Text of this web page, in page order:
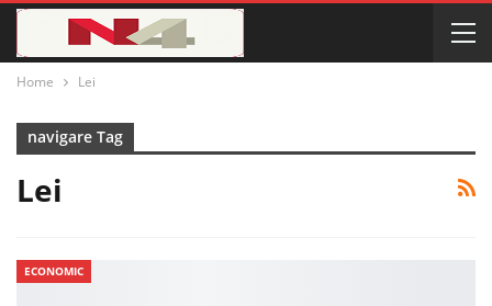
Home Lei
navigare Tag
Lei
ECONOMIC